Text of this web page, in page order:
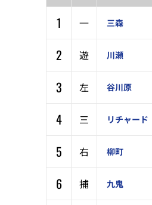
1 一 三森
2
遊 川瀬
3
左 谷川原
4
三 リチャード
5
右 柳町
6
捕 九鬼